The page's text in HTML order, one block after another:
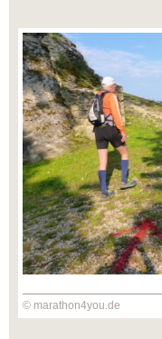
© marathon4you.de